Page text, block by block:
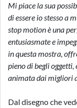
Mi piace la sua
di essere io stesso a
stop motion è una
entusiasmate e
in questa mostra,
pieno di begli
animata dai migliori
Dal disegno che